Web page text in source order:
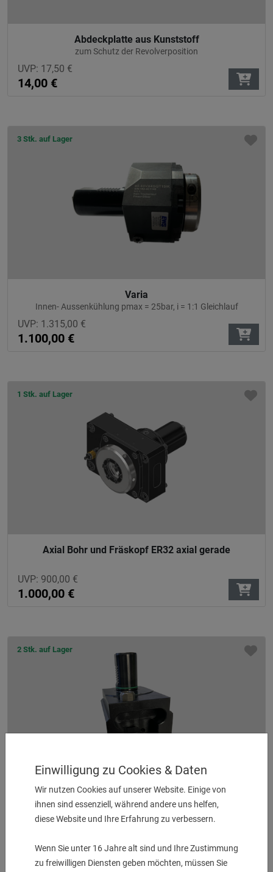
Einwilligung zu Cookies & Daten
Wir nutzen Cookies auf unserer Website. Einige von
ihnen sind essenziell, während andere uns helfen,
diese Website und Ihre Erfahrung zu verbessern.
Wenn Sie unter 16 Jahre alt sind und Ihre Zustimmung
zu freiwilligen Diensten geben möchten, müssen Sie
Abdeckplatte aus Kunststoff
zum Schutz der Revolverposition
UVP: 17,50 €
14,00 €
3 Stk. auf Lager
Varia
Innen- Aussenkühlung pmax = 25bar, i = 1:1 Gleichlauf
UVP: 1.315,00 €
1.100,00 €
1 Stk. auf Lager
Axial Bohr und Fräskopf ER32 axial gerade
UVP: 900,00 €
1.000,00 €
2 Stk. auf Lager
Plandrehhalter MP 6200 (Y) / HQR 200-250 MSY
Werkzeugaufnahme 25 mm
185,00 €